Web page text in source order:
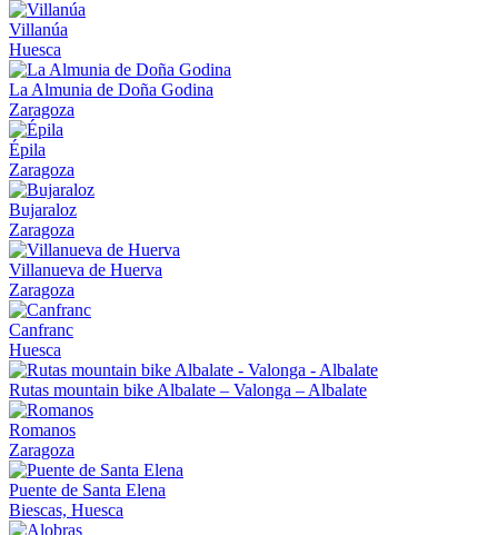
Villanúa
Huesca
La Almunia de Doña Godina
Zaragoza
Épila
Zaragoza
Bujaraloz
Zaragoza
Villanueva de Huerva
Zaragoza
Canfranc
Huesca
Rutas mountain bike Albalate – Valonga – Albalate
Romanos
Zaragoza
Puente de Santa Elena
Biescas, Huesca